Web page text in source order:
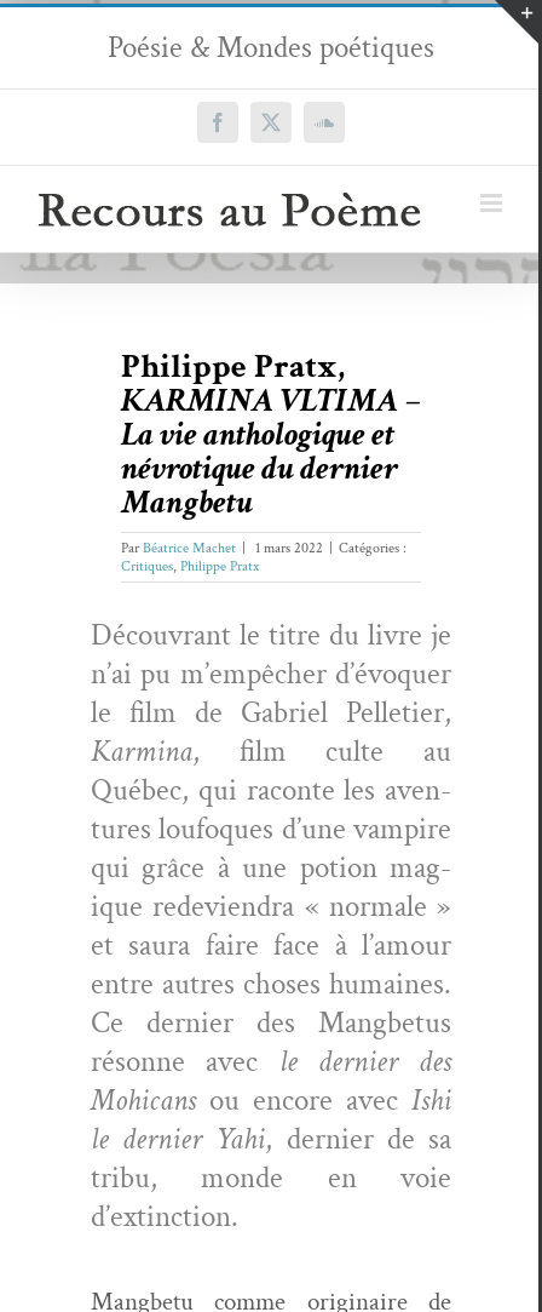
Passer
contenu
Poésie & Mondes poétiques
Facebook
X SoundCloud
Philippe Pratx,
KARMINA VLTIMA –
La vie anthologique et
névrotique du dernier
Mangbetu
ParBéatrice Machet 1 mars 2022
Catégories :
Critiques, Philippe Pratx
Décou­vrant le titre du livre je
n’ai pu m’empêcher d’évoquer
le film de Gabriel Pel­leti­er,
Karmi­na, film culte au
Québec, qui racon­te les aven­
tures loufo­ques d’une vam­pire
qui grâce à une potion mag­
ique rede­vien­dra « nor­male »
et saura faire face à l’amour
entre autres choses humaines.
Ce dernier des Mang­be­tus
résonne avec le dernier des
Mohi­cans ou encore avecIshi
le dernier Yahi, dernier de sa
tribu, monde en voie
d’extinction.
Mang­be­tu comme orig­i­naire de